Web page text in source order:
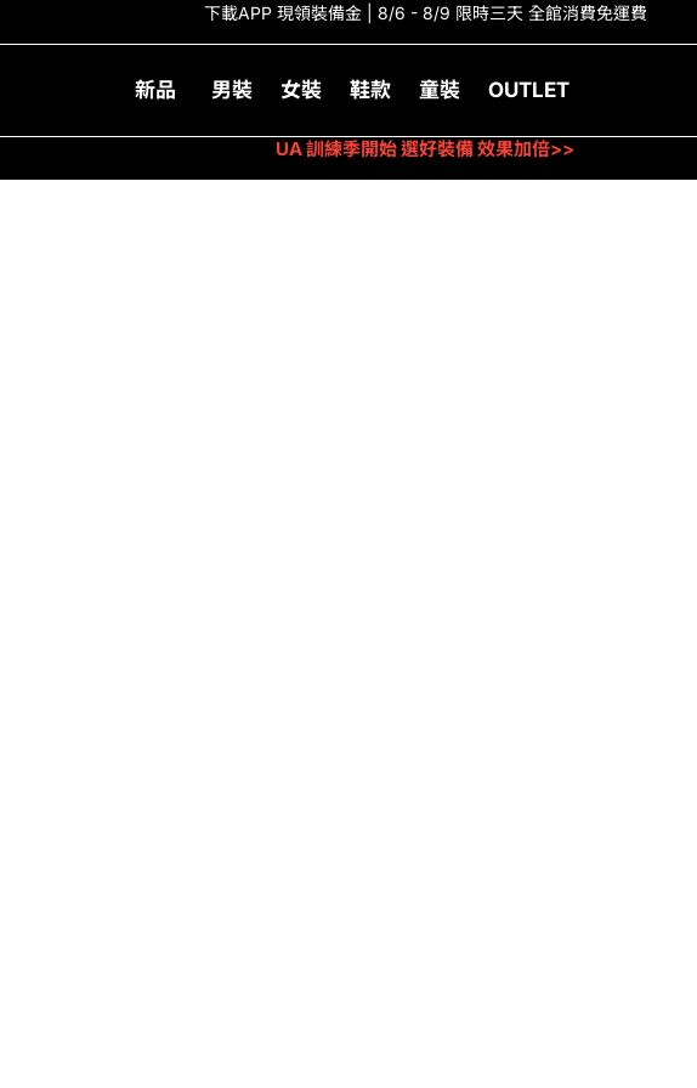
下載APP 現領裝備金 | 8/6 - 8/9 限時三天 全館消費免運費
新品 男裝 女裝 鞋款 童裝 OUTLET
UA 訓練季開始 選好裝備 效果加倍>>